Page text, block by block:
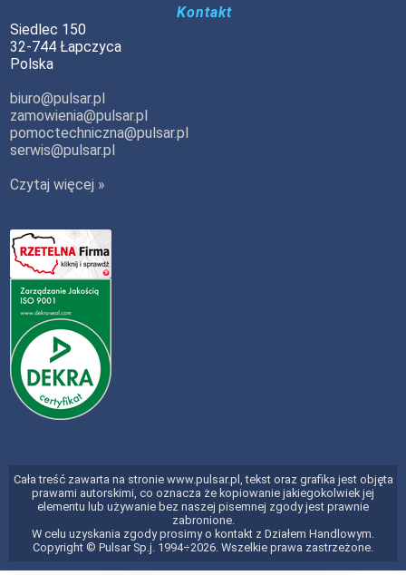
Kontakt
Siedlec 150
32-744 Łapczyca
Polska
biuro@pulsar.pl
zamowienia@pulsar.pl
pomoctechniczna@pulsar.pl
serwis@pulsar.pl
Czytaj więcej »
Cała treść zawarta na stronie www.pulsar.pl, tekst oraz grafika jest objęta
prawami autorskimi, co oznacza że kopiowanie jakiegokolwiek jej
elementu lub używanie bez naszej pisemnej zgody jest prawnie
zabronione.
W celu uzyskania zgody prosimy o kontakt z Działem Handlowym.
Copyright © Pulsar Sp.j. 1994÷2026. Wszelkie prawa zastrzeżone.